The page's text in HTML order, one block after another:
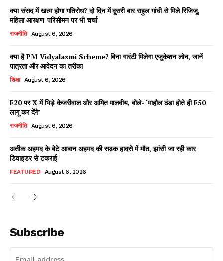
क्या संसद में खत्म होगा गतिरोध? दो दिन में दूसरी बार राहुल गांधी से मिले रिजिजू,
महिला आरक्षण-परिसीमन पर भी चर्चा
राजनीति August 6, 2026
क्या है PM Vidyalaxmi Scheme? बिना गारंटी मिलेगा एजुकेशन लोन, जानें
पात्रता और आवेदन का तरीका
शिक्षा August 6, 2026
E20 पर X में भिड़े केजरीवाल और अमित मालवीय, बोले- ‘माहौल ठंडा होते ही E50
लागू कर देंगे’
राजनीति August 6, 2026
अतीक अहमद के बेटे आबान अहमद की सड़क हादसे में मौत, झांसी जा रही कार
डिवाइडर से टकराई
FEATURED August 6, 2026
Subscribe